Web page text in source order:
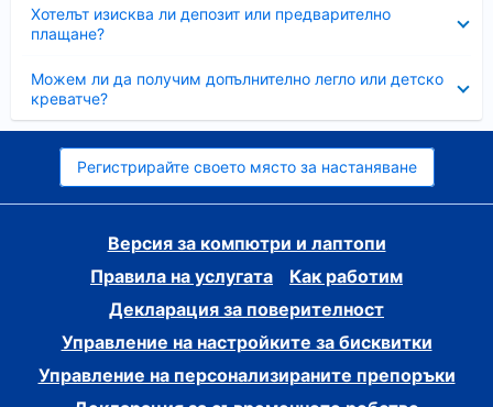
Хотелът изисква ли депозит или предварително
плащане?
Можем ли да получим допълнително легло или детско
креватче?
Регистрирайте своето място за настаняване
Версия за компютри и лаптопи
Правила на услугата
Как работим
Декларация за поверителност
Управление на настройките за бисквитки
Управление на персонализираните препоръки